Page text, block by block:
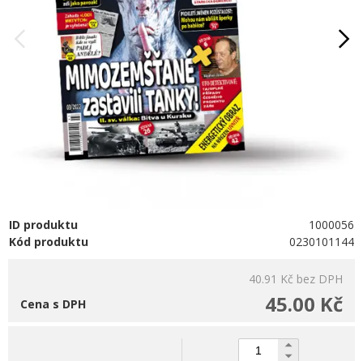
ID produktu
1000056
Kód produktu
0230101144
40.91 Kč bez DPH
45.00 Kč
Cena s DPH